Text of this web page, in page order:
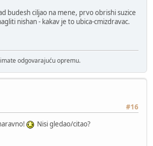
budesh ciljao na mene, prvo obrishi suzice
nishan - kakav je to ubica-cmizdravac.
odgovarajuću opremu.
#16
Nisi gledao/citao?